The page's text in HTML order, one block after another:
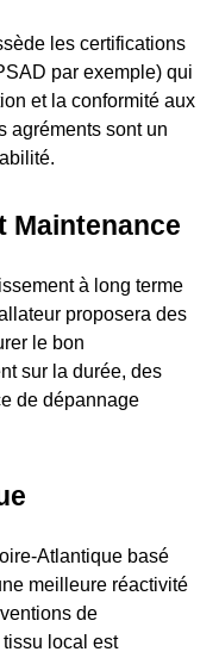
les certifications
par exemple) qui
et la conformité aux
agréments sont un
Maintenance
à long terme
proposera des
le bon
sur la durée, des
de dépannage
Atlantique basé
meilleure réactivité
de
local est